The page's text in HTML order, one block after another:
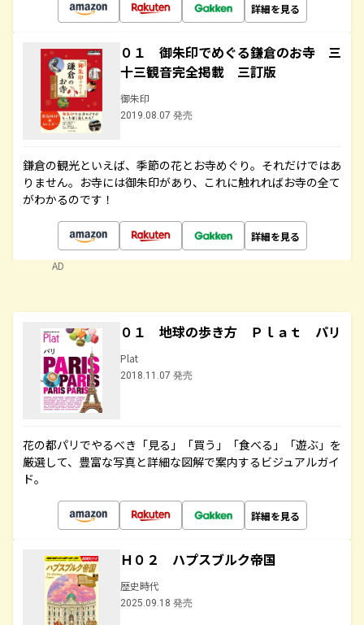
詳細を見る
０１ 御朱印でめぐる鎌倉のお寺 三
十三観音完全掲載 三訂版
御朱印
2019.08.07 発売
鎌倉の観光といえば、季節の花とお寺めぐり。それだけではあ
りません。お寺には御朱印があり、これに触れればお寺の全て
がわかるのです！
詳細を見る
AD
０１ 地球の歩き方 Ｐｌａｔ パリ
Plat
2018.11.07 発売
花の都パリでやるべき「見る」「買う」「食べる」「遊ぶ」を
厳選して、豊富な写真と詳細な図解で案内するビジュアルガイ
ド。
詳細を見る
Ｈ０２ ハプスブルク帝国
歴史時代
2025.09.18 発売